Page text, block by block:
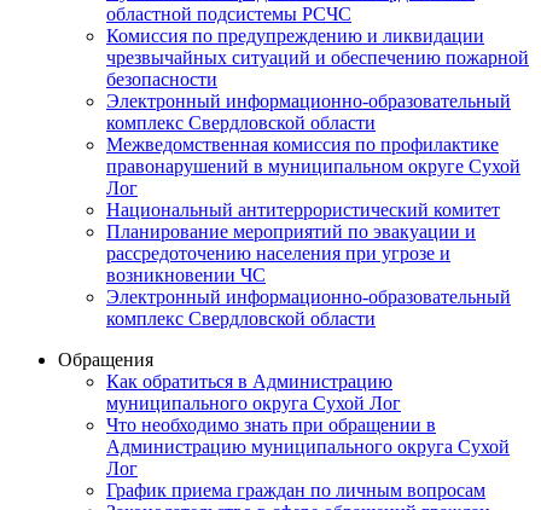
областной подсистемы РСЧС
Комиссия по предупреждению и ликвидации
чрезвычайных ситуаций и обеспечению пожарной
безопасности
Электронный информационно-образовательный
комплекс Cвердловской области
Межведомственная комиссия по профилактике
правонарушений в муниципальном округе Сухой
Лог
Национальный антитеррористический комитет
Планирование мероприятий по эвакуации и
рассредоточению населения при угрозе и
возникновении ЧС
Электронный информационно-образовательный
комплекс Свердловской области
Обращения
Как обратиться в Администрацию
муниципального округа Сухой Лог
Что необходимо знать при обращении в
Администрацию муниципального округа Сухой
Лог
График приема граждан по личным вопросам